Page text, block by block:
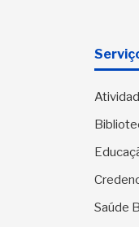
Saúde